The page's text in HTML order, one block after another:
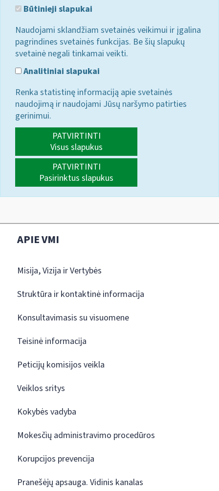
Būtinieji slapukai
Naudojami sklandžiam svetainės veikimui ir įgalina
pagrindines svetainės funkcijas. Be šių slapukų
svetainė negali tinkamai veikti.
Analitiniai slapukai
Renka statistinę informaciją apie svetainės
naudojimą ir naudojami Jūsų naršymo patirties
gerinimui.
PATVIRTINTI
Visus slapukus
PATVIRTINTI
Pasirinktus slapukus
APIE VMI
Misija, Vizija ir Vertybės
Struktūra ir kontaktinė informacija
Konsultavimasis su visuomene
Teisinė informacija
Peticijų komisijos veikla
Veiklos sritys
Kokybės vadyba
Mokesčių administravimo procedūros
Korupcijos prevencija
Pranešėjų apsauga. Vidinis kanalas